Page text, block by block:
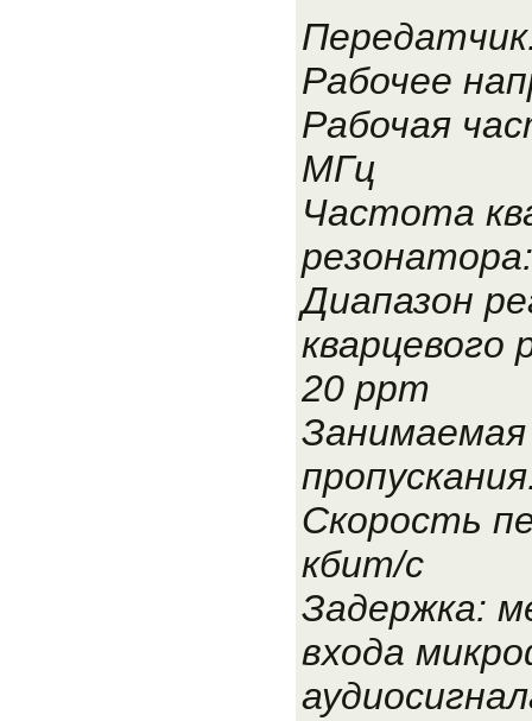
Рабочее
Рабочая
МГц
Частота
Диапазон
кварцевого
20 ppm
Занимаемая
Скорость
кбит/с
Задержка:
входа